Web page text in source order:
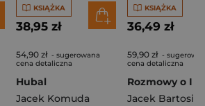
KSIĄŻKA
38,95 zł
54,90 zł - sugerowana
cena detaliczna
Hubal
Jacek Komuda
KSIĄŻKA
36,49 zł
59,90 zł -
cena detaliczna
Jacek Bartosiak